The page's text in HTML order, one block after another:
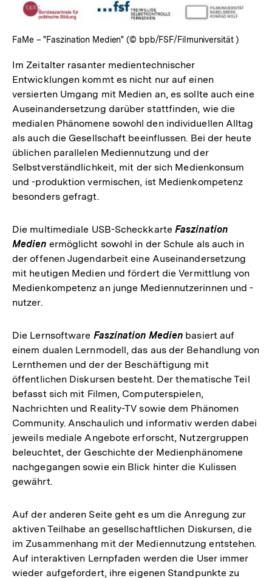
FaMe – "Faszination Medien" (© bpb/FSF/Filmuniversität )
Im Zeitalter rasanter medientechnischer
Entwicklungen kommt es nicht nur auf einen
versierten Umgang mit Medien an, es sollte auch eine
Auseinandersetzung darüber stattfinden, wie die
medialen Phänomene sowohl den individuellen Alltag
als auch die Gesellschaft beeinflussen. Bei der heute
üblichen parallelen Mediennutzung und der
Selbstverständlichkeit, mit der sich Medienkonsum
und -produktion vermischen, ist Medienkompetenz
besonders gefragt.
Die multimediale USB-Scheckkarte Faszination
Medien ermöglicht sowohl in der Schule als auch in
der offenen Jugendarbeit eine Auseinandersetzung
mit heutigen Medien und fördert die Vermittlung von
Medienkompetenz an junge Mediennutzerinnen und -
nutzer.
Die Lernsoftware Faszination Medien basiert auf
einem dualen Lernmodell, das aus der Behandlung von
Lernthemen und der der Beschäftigung mit
öffentlichen Diskursen besteht. Der thematische Teil
befasst sich mit Filmen, Computerspielen,
Nachrichten und Reality-TV sowie dem Phänomen
Community. Anschaulich und informativ werden dabei
jeweils mediale Angebote erforscht, Nutzergruppen
beleuchtet, der Geschichte der Medienphänomene
nachgegangen sowie ein Blick hinter die Kulissen
gewährt.
Auf der anderen Seite geht es um die Anregung zur
aktiven Teilhabe an gesellschaftlichen Diskursen, die
im Zusammenhang mit der Mediennutzung entstehen.
Auf interaktiven Lernpfaden werden die User immer
wieder aufgefordert, ihre eigenen Standpunkte zu